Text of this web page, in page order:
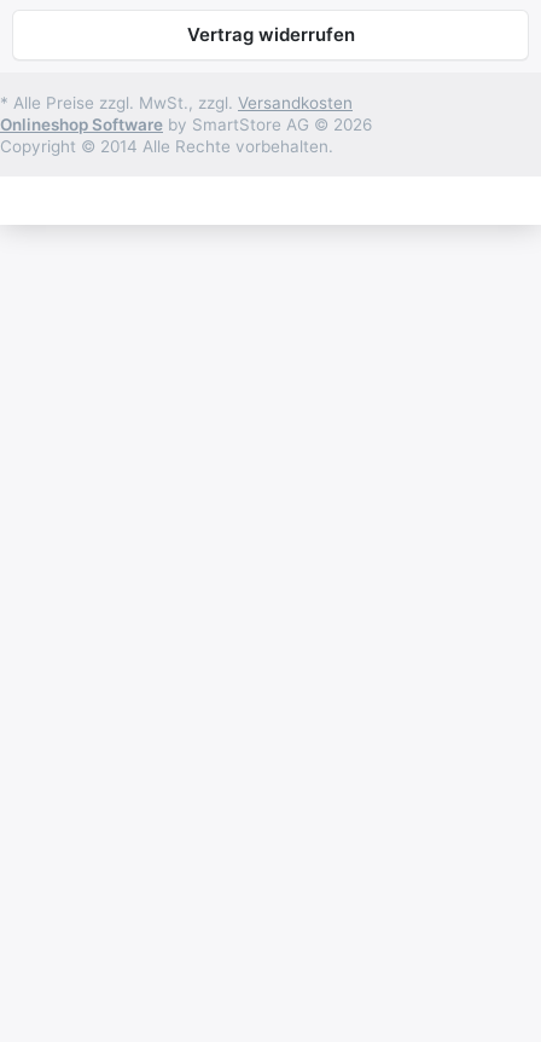
Vertrag widerrufen
* Alle Preise zzgl. MwSt., zzgl. Versandkosten
Onlineshop Software by SmartStore AG © 2026
Copyright © 2014 Alle Rechte vorbehalten.